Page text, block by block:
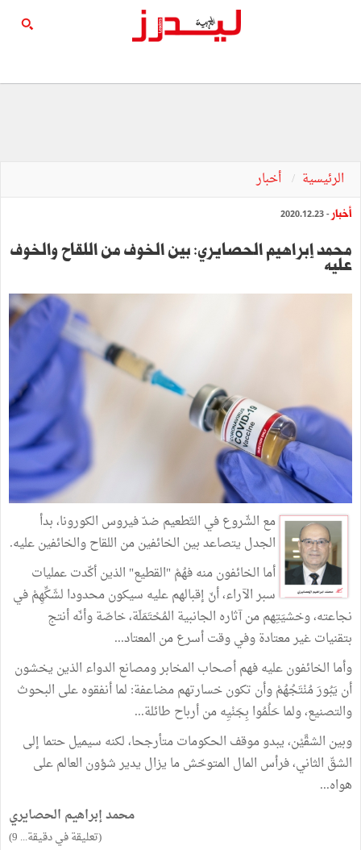
الرئيسية أخبار
أخبار - 2020.12.23
محمد إبراهيم الحصايري: بين الخوف من اللقاح والخوف
عليه
مع الشّروع في التّطعيم ضدّ فيروس الكورونا، بدأ
الجدل يتصاعد بين الخائفين من اللقاح والخائفين عليه.
أما الخائفون منه فهُمْ "القطيع" الذين أكّدت عمليات
سبر الآراء، أنّ إقبالهم عليه سيكون محدودا لشَكِّهِمْ في
نجاعته، وخشيَتِهم من آثاره الجانبية المُحْتَمَلَة، خاصّة وأنّه أنتج
بتقنيات غير معتادة وفي وقت أسرع من المعتاد...
وأما الخائفون عليه فهم أصحاب المخابر ومصانع الدواء الذين يخشون
أن يَبُورَ مُنْتَجُهُمْ وأن تكون خسارتهم مضاعفة: لما أنفقوه على البحوث
والتصنيع، ولما حَلُمُوا بِجَنْيِه من أرباح طائلة...
وبين الشقَّيْن، يبدو موقف الحكومات متأرجحا، لكنه سيميل حتما إلى
الشقّ الثاني، فرأس المال المتوحّش ما يزال يدير شؤون العالم على
هواه...
محمد إبراهيم الحصايري
(تعليقة في دقيقة... 9)